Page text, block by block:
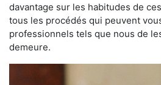
davantage sur les habitudes de
tous les procédés qui peuvent
professionnels tels que nous de
demeure.